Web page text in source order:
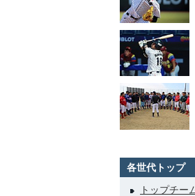
各世代トップ
トップチー